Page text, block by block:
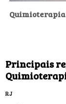
Principais
RJ